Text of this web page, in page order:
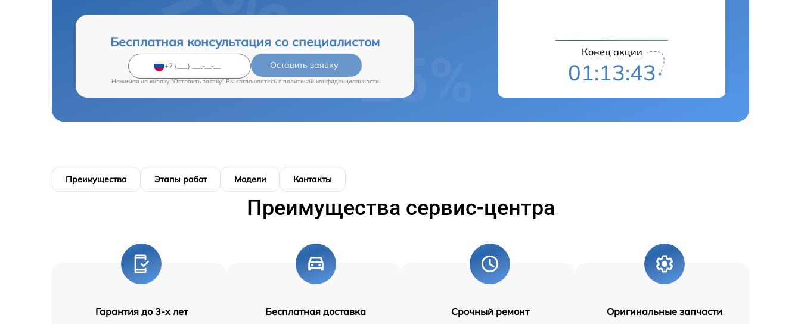
Бесплатная консультация со специалистом
Оставить заявку
Нажимая на кнопку "Оставить заявку" Вы соглашаетесь c политикой конфиденциальности
Конец акции
01:13:42
Преимущества Этапы работ Модели Контакты
Преимущества сервис-центра
Гарантия до 3-х лет Бесплатная доставка Срочный ремонт Оригинальные запчасти